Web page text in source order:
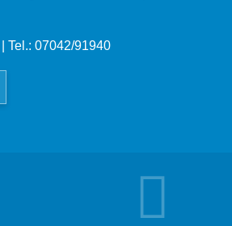
| Tel.: 07042/91940